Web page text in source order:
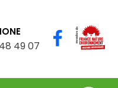
49 07
75 78